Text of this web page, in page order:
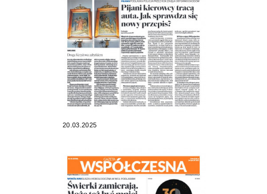
20.03.2025